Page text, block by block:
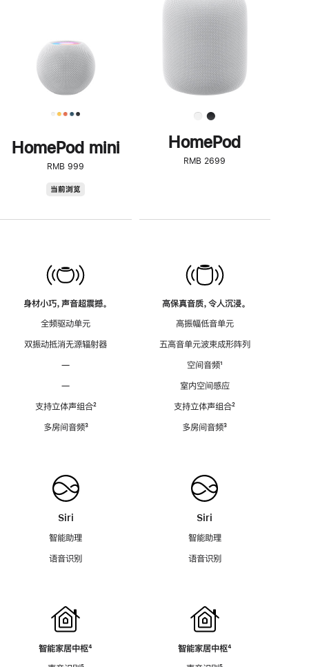
HomePod mini
RMB 999
当前浏览
身材小巧，声音超震撼。
全频驱动单元
双振动抵消无源辐射器
—
—
支持立体声组合脚
²
多房间音频脚
³
Siri
智能助理
语音识别
智能家居中枢脚
⁴
了
解
HomePod<
HomePod
RMB 2699
高保真音质，令人沉浸。
高振幅低音单元
五高音单元波束成形阵列
空间音频脚
¹
室内空间感应
支持立体声组合脚
²
多房间音频脚
³
Siri
智能助理
语音识别
智能家居中枢脚
⁴